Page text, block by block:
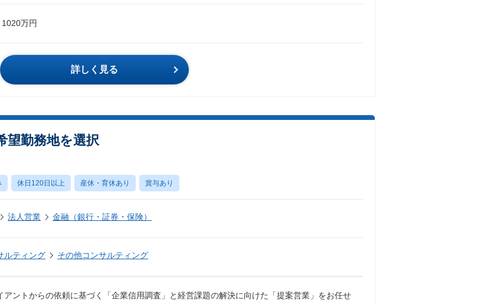
万円
詳しく見る
望勤務地を選択
休日120日以上 産休・育休あり 賞与あり
法人営業 金融（銀行・証券・保険）
ルティング その他コンサルティング
アントからの依頼に基づく「企業信用調査」と経営課題の解決に向けた「提案営業」をお任せ